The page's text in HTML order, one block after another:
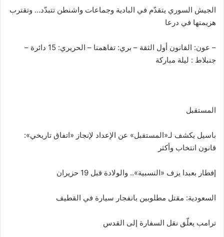
الجيش السوري يتقدّم في البادية وجماعات واشنطن تتبدّد… وتقترب
هزيمتها في درعا
– عون: القانون أول الثقة – بري: تفاهمنا – الحريري: 15 دائرة –
جنبلاط : ليلة مباركة
المستقبل
باسيل يكشف لـ«المستقبل» عن الإعداد لإنجاز «اتفاق تاريخي»:
قانون انتخاب وأكثر
إفطار بعبدا يزف «النسبية».. والولادة قبل 19 حزيران
السعودية: مقتل مطلوبين بانفجار سيارة في القطيف
ترامب يعلّق نقل السفارة إلى القدس